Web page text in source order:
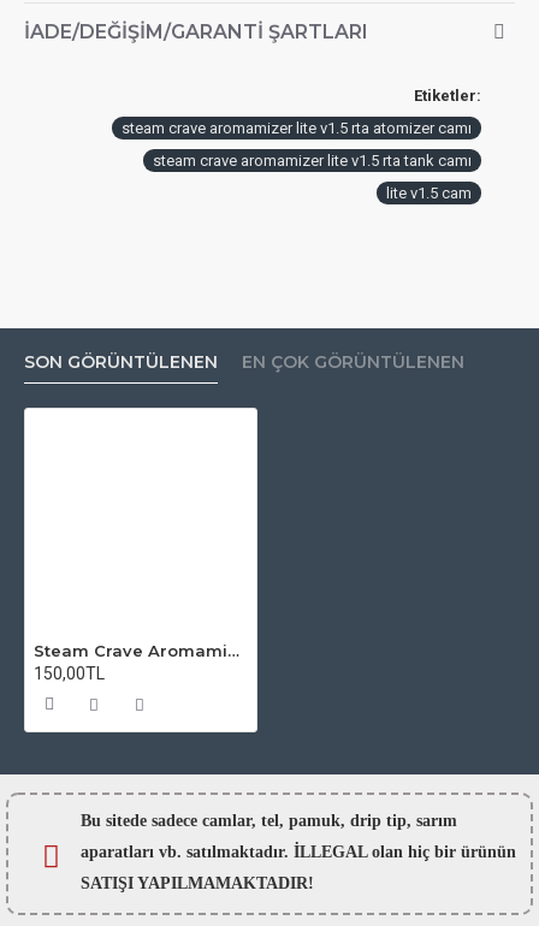
İADE/DEĞIŞIM/GARANTI ŞARTLARI
Etiketler:
steam crave aromamizer lite v1.5 rta atomizer camı
steam crave aromamizer lite v1.5 rta tank camı
lite v1.5 cam
SON GÖRÜNTÜLENEN EN ÇOK GÖRÜNTÜLENEN
Steam Crave Aromamizer Lite V1.5 RTA Atomizer Camı
150,00TL
Bu sitede sadece camlar, tel, pamuk, drip tip, sarım
aparatları vb. satılmaktadır. İLLEGAL olan hiç bir ürünün
SATIŞI YAPILMAMAKTADIR!